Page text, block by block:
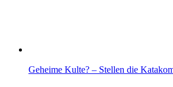
Geheime Kulte? – Stellen die